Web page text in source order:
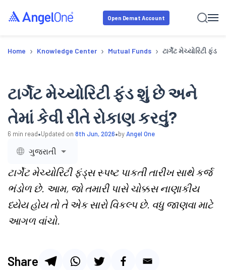
Open Demat Account
Home › Knowledge Center › Mutual Funds › ટાર્ગેટ મેચ્યોરિટી ફંડ
ટાર્ગેટ મેચ્યોરિટી ફંડ શું છે અને
તેમાં કેવી રીતે રોકાણ કરવું?
6 min read•Updated on 8th Jun, 2026•byAngel One
ગુજરાતી
ટાર્ગેટ મેચ્યોરિટી ફંડ્સ સ્પષ્ટ પાકતી તારીખ સાથે કર્જ
ભંડોળ છે. આમ, જો તમારી પાસે ચોક્કસ નાણાકીય
ધ્યેય હોય તો તે એક સારો વિકલ્પ છે. વધુ જાણવા માટે
આગળ વાંચો.
Share